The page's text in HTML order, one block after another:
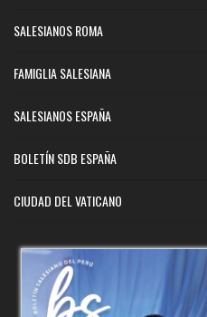
SALESIANOS ROMA
FAMIGLIA SALESIANA
SALESIANOS ESPAÑA
BOLETÍN SDB ESPAÑA
CIUDAD DEL VATICANO